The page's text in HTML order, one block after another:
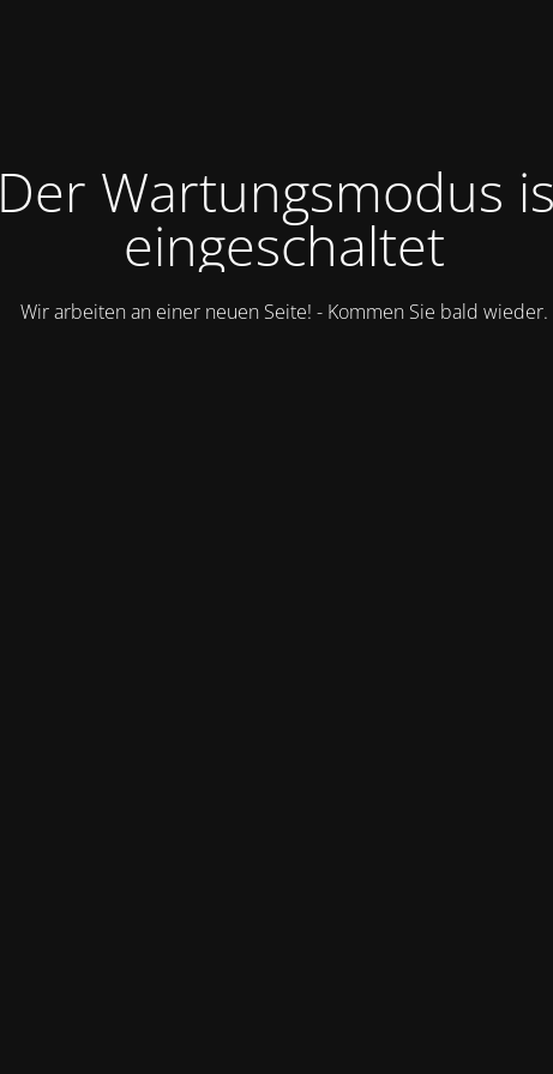
Der Wartungsmodus
eingeschaltet
Wir arbeiten an einer neuen Seite! - Kommen Sie bald wieder.